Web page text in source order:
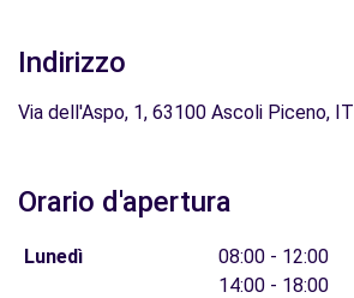
Indirizzo
Via dell'Aspo, 1, 63100 Ascoli Piceno, IT
Orario d'apertura
Lunedì
08:00 - 12:00
14:00 - 18:00